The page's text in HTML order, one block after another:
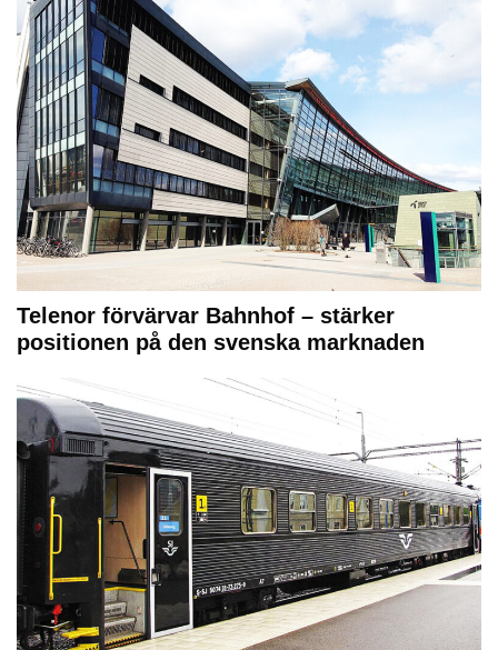
Telenor förvärvar Bahnhof – stärker
positionen på den svenska marknaden